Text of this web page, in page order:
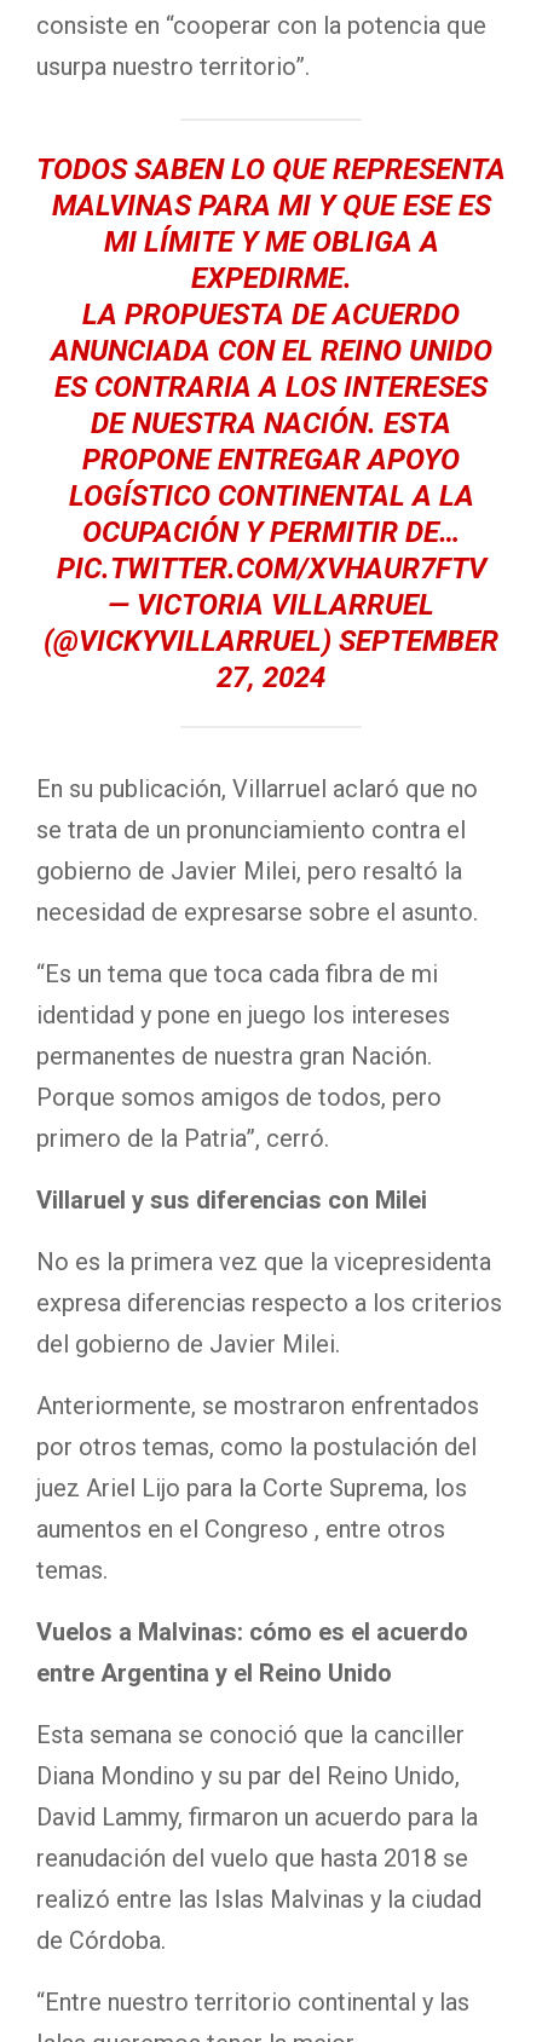
consiste en “cooperar con la potencia que
usurpa nuestro territorio”.
TODOS SABEN LO QUE REPRESENTA
MALVINAS PARA MI Y QUE ESE ES
MI LÍMITE Y ME OBLIGA A
EXPEDIRME.
LA PROPUESTA DE ACUERDO
ANUNCIADA CON EL REINO UNIDO
ES CONTRARIA A LOS INTERESES
DE NUESTRA NACIÓN. ESTA
PROPONE ENTREGAR APOYO
LOGÍSTICO CONTINENTAL A LA
OCUPACIÓN Y PERMITIR DE…
PIC.TWITTER.COM/XVHAUR7FTV
— VICTORIA VILLARRUEL
(@VICKYVILLARRUEL) SEPTEMBER
27, 2024
En su publicación, Villarruel aclaró que no
se trata de un pronunciamiento contra el
gobierno de Javier Milei, pero resaltó la
necesidad de expresarse sobre el asunto.
“Es un tema que toca cada fibra de mi
identidad y pone en juego los intereses
permanentes de nuestra gran Nación.
Porque somos amigos de todos, pero
primero de la Patria”, cerró.
Villaruel y sus diferencias con Milei
No es la primera vez que la vicepresidenta
expresa diferencias respecto a los criterios
del gobierno de Javier Milei.
Anteriormente, se mostraron enfrentados
por otros temas, como la postulación del
juez Ariel Lijo para la Corte Suprema, los
aumentos en el Congreso , entre otros
temas.
Vuelos a Malvinas: cómo es el acuerdo
entre Argentina y el Reino Unido
Esta semana se conoció que la canciller
Diana Mondino y su par del Reino Unido,
David Lammy, firmaron un acuerdo para la
reanudación del vuelo que hasta 2018 se
realizó entre las Islas Malvinas y la ciudad
de Córdoba.
“Entre nuestro territorio continental y las